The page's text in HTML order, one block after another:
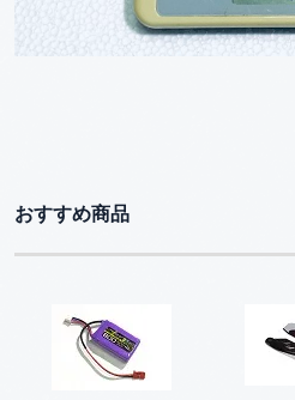
おすすめ商品